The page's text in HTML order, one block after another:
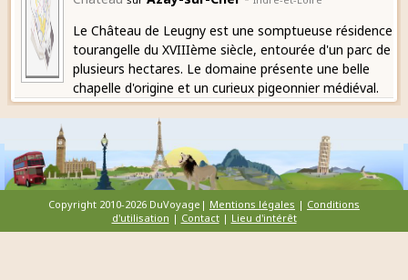
Le Château de Leugny est une somptueuse résidence
tourangelle du XVIIIème siècle, entourée d'un parc de
plusieurs hectares. Le domaine présente une belle
chapelle d'origine et un curieux pigeonnier médiéval.
Copyright 2010-2026 DuVoyage| Mentions légales | Conditions
d'utilisation | Contact| Lieu d'intérêt